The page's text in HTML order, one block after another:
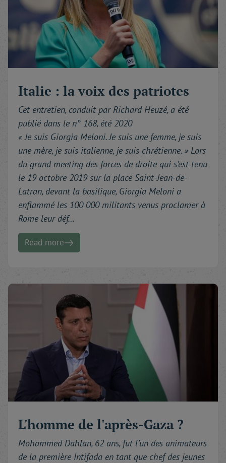
Italie : la voix des patriotes
Cet entretien, conduit par Richard Heuzé, a été
publié dans le n° 168, été 2020
« Je suis Giorgia Meloni. Je suis une femme, je suis
une mère, je suis italienne, je suis chrétienne. » Lors
du grand meeting des forces de droite qui s’est tenu
le 19 octobre 2019 sur la place Saint-Jean-de-
Latran, devant la basilique, Giorgia Meloni a
enflammé les 100 000 militants venus proclamer à
Rome leur déf…
Read more
L'homme de l'après-Gaza ?
Mohammed Dahlan, 62 ans, fut l’un des animateurs
de la première Intifada en tant que chef des jeunes